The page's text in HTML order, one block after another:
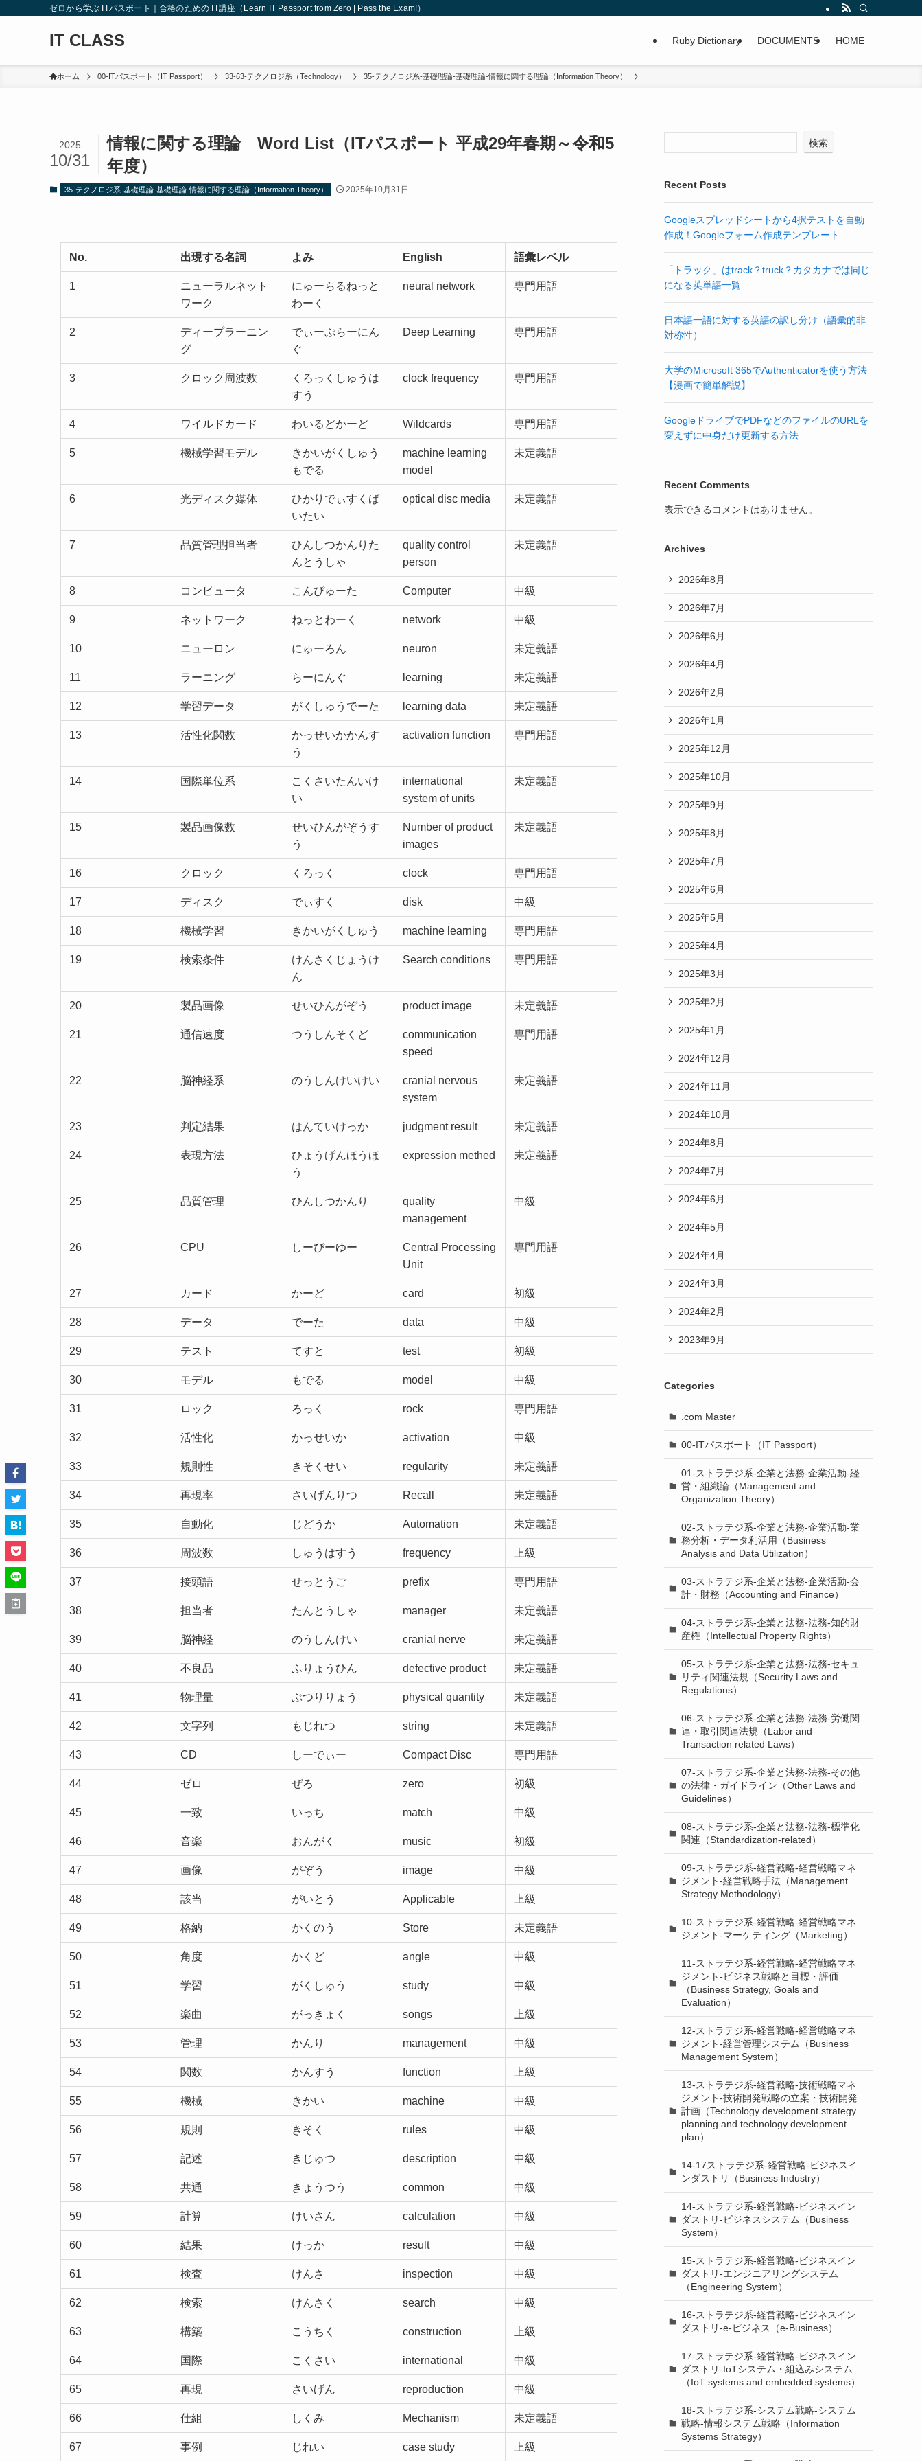
ゼロから学ぶ ITパスポート｜合格のための IT講座（Learn IT Passport from Zero | Pass the Exam!）
IT CLASS Ruby Dictionary DOCUMENTS HOME
ホーム 00-ITパスポート（IT Passport） 33-63-テクノロジ系（Technology） 35-テクノロジ系-基礎理論-基礎理論-情報に関する理論（Information Theory）
情報に関する理論 Word List（ITパスポート 平成29年春期～令和5
年度）
2025
10/31
35-テクノロジ系-基礎理論-基礎理論-情報に関する理論（Information Theory） 2025年10月31日
No. 出現する名詞 よみ English 語彙レベル
1
ニューラルネット
ワーク
にゅーらるねっと
わーく
neural network 専門用語
2
ディープラーニン
グ
でぃーぷらーにん
ぐ
Deep Learning 専門用語
3 クロック周波数
くろっくしゅうは
すう
clock frequency 専門用語
4 ワイルドカード わいるどかーど Wildcards 専門用語
5 機械学習モデル
きかいがくしゅう
もでる
machine learning
model
未定義語
6 光ディスク媒体
ひかりでぃすくば
いたい
optical disc media 未定義語
7 品質管理担当者
ひんしつかんりた
んとうしゃ
quality control
person
未定義語
8 コンピュータ こんぴゅーた Computer 中級
9 ネットワーク ねっとわーく network 中級
10 ニューロン にゅーろん neuron 未定義語
11 ラーニング らーにんぐ learning 未定義語
12 学習データ がくしゅうでーた learning data 未定義語
13 活性化関数
かっせいかかんす
う
activation function 専門用語
14 国際単位系
こくさいたんいけ
い
international
system of units
未定義語
15 製品画像数
せいひんがぞうす
う
Number of product
images
未定義語
16 クロック くろっく clock 専門用語
17 ディスク でぃすく disk 中級
18 機械学習 きかいがくしゅう machine learning 専門用語
19 検索条件
けんさくじょうけ
ん
Search conditions 専門用語
20 製品画像 せいひんがぞう product image 未定義語
21 通信速度 つうしんそくど
communication
speed
専門用語
22 脳神経系 のうしんけいけい
cranial nervous
system
未定義語
23 判定結果 はんていけっか judgment result 未定義語
24 表現方法
ひょうげんほうほ
う
expression methed 未定義語
25 品質管理 ひんしつかんり
quality
management
中級
26 CPU しーぴーゆー
Central Processing
Unit
専門用語
27 カード かーど card 初級
28 データ でーた data 中級
29 テスト てすと test 初級
30 モデル もでる model 中級
31 ロック ろっく rock 専門用語
32 活性化 かっせいか activation 中級
33 規則性 きそくせい regularity 未定義語
34 再現率 さいげんりつ Recall 未定義語
35 自動化 じどうか Automation 未定義語
36 周波数 しゅうはすう frequency 上級
37 接頭語 せっとうご prefix 専門用語
38 担当者 たんとうしゃ manager 未定義語
39 脳神経 のうしんけい cranial nerve 未定義語
40 不良品 ふりょうひん defective product 未定義語
41 物理量 ぶつりりょう physical quantity 未定義語
42 文字列 もじれつ string 未定義語
43 CD しーでぃー Compact Disc 専門用語
44 ゼロ ぜろ zero 初級
45 一致 いっち match 中級
46 音楽 おんがく music 初級
47 画像 がぞう image 中級
48 該当 がいとう Applicable 上級
49 格納 かくのう Store 未定義語
50 角度 かくど angle 中級
51 学習 がくしゅう study 中級
52 楽曲 がっきょく songs 上級
53 管理 かんり management 中級
54 関数 かんすう function 上級
55 機械 きかい machine 中級
56 規則 きそく rules 中級
57 記述 きじゅつ description 中級
58 共通 きょうつう common 中級
59 計算 けいさん calculation 中級
60 結果 けっか result 中級
61 検査 けんさ inspection 中級
62 検索 けんさく search 中級
63 構築 こうちく construction 上級
64 国際 こくさい international 中級
65 再現 さいげん reproduction 中級
66 仕組 しくみ Mechanism 未定義語
67 事例 じれい case study 上級
検索
Recent Posts
Googleスプレッドシートから4択テストを自動
作成！Googleフォーム作成テンプレート
「トラック」はtrack？truck？カタカナでは同じ
になる英単語一覧
日本語一語に対する英語の訳し分け（語彙的非
対称性）
大学のMicrosoft 365でAuthenticatorを使う方法
【漫画で簡単解説】
GoogleドライブでPDFなどのファイルのURLを
変えずに中身だけ更新する方法
Recent Comments
表示できるコメントはありません。
Archives
2026年8月
2026年7月
2026年6月
2026年4月
2026年2月
2026年1月
2025年12月
2025年10月
2025年9月
2025年8月
2025年7月
2025年6月
2025年5月
2025年4月
2025年3月
2025年2月
2025年1月
2024年12月
2024年11月
2024年10月
2024年8月
2024年7月
2024年6月
2024年5月
2024年4月
2024年3月
2024年2月
2023年9月
Categories
.com Master
00-ITパスポート（IT Passport）
01-ストラテジ系-企業と法務-企業活動-経
営・組織論（Management and
Organization Theory）
02-ストラテジ系-企業と法務-企業活動-業
務分析・データ利活用（Business
Analysis and Data Utilization）
03-ストラテジ系-企業と法務-企業活動-会
計・財務（Accounting and Finance）
04-ストラテジ系-企業と法務-法務-知的財
産権（Intellectual Property Rights）
05-ストラテジ系-企業と法務-法務-セキュ
リティ関連法規（Security Laws and
Regulations）
06-ストラテジ系-企業と法務-法務-労働関
連・取引関連法規（Labor and
Transaction related Laws）
07-ストラテジ系-企業と法務-法務-その他
の法律・ガイドライン（Other Laws and
Guidelines）
08-ストラテジ系-企業と法務-法務-標準化
関連（Standardization-related）
09-ストラテジ系-経営戦略-経営戦略マネ
ジメント-経営戦略手法（Management
Strategy Methodology）
10-ストラテジ系-経営戦略-経営戦略マネ
ジメント-マーケティング（Marketing）
11-ストラテジ系-経営戦略-経営戦略マネ
ジメント-ビジネス戦略と目標・評価
（Business Strategy, Goals and
Evaluation）
12-ストラテジ系-経営戦略-経営戦略マネ
ジメント-経営管理システム（Business
Management System）
13-ストラテジ系-経営戦略-技術戦略マネ
ジメント-技術開発戦略の立案・技術開発
計画（Technology development strategy
planning and technology development
plan）
14-17ストラテジ系-経営戦略-ビジネスイ
ンダストリ（Business Industry）
14-ストラテジ系-経営戦略-ビジネスイン
ダストリ-ビジネスシステム（Business
System）
15-ストラテジ系-経営戦略-ビジネスイン
ダストリ-エンジニアリングシステム
（Engineering System）
16-ストラテジ系-経営戦略-ビジネスイン
ダストリ-e-ビジネス（e-Business）
17-ストラテジ系-経営戦略-ビジネスイン
ダストリ-IoTシステム・組込みシステム
（IoT systems and embedded systems）
18-ストラテジ系-システム戦略-システム
戦略-情報システム戦略（Information
Systems Strategy）